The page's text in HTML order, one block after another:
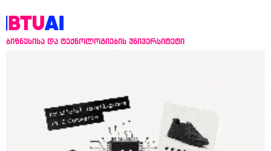
ბიზნესისა და ტექნოლოგიების უნივერსიტეტი